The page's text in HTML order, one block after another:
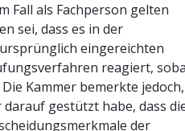
Fall als Fachperson gelten
sei, dass es in der
eingereichten
reagiert,
Kammer bemerkte jedoch,
gestützt habe, dass
der